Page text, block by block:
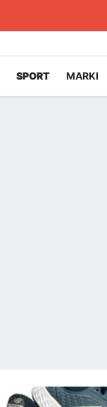
SPORT MARKI